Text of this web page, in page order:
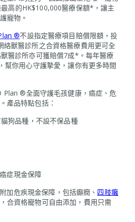
高的HK$100,000醫療保額*，讓主
寵物。
®不設指定醫療項目賠償限額，投
絡獸醫診所之合資格醫療費用更可全
醫診所亦可獲賠償7成*。每年醫療
幫你用心守護摯愛，讓你有更多時間
Plan ®全面守護毛孩健康，癌症、危
產品特點包括：
狗品種，不設不保品種
症現金保障
加危疾現金保障，包括癲癇、 四肢癱
合資格寵物可自由添加，費用只需